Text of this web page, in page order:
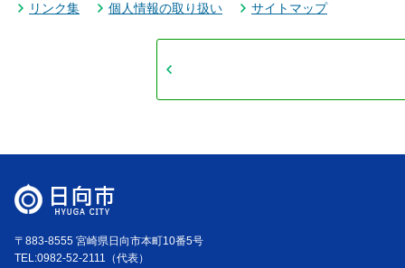
リンク集 個人情報の取り扱い サイトマップ
〒883-8555 宮崎県日向市本町10番5号
TEL:0982-52-2111（代表）